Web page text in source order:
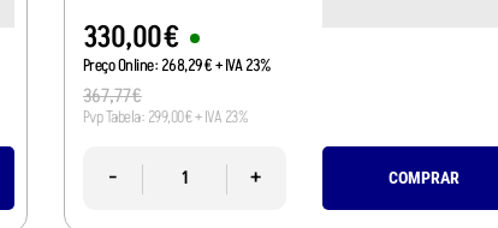
330,00€
Preço Online: 268,29€+ IVA 23%
367,77€
Pvp Tabela: 299,00€+ IVA 23%
- + COMPRAR